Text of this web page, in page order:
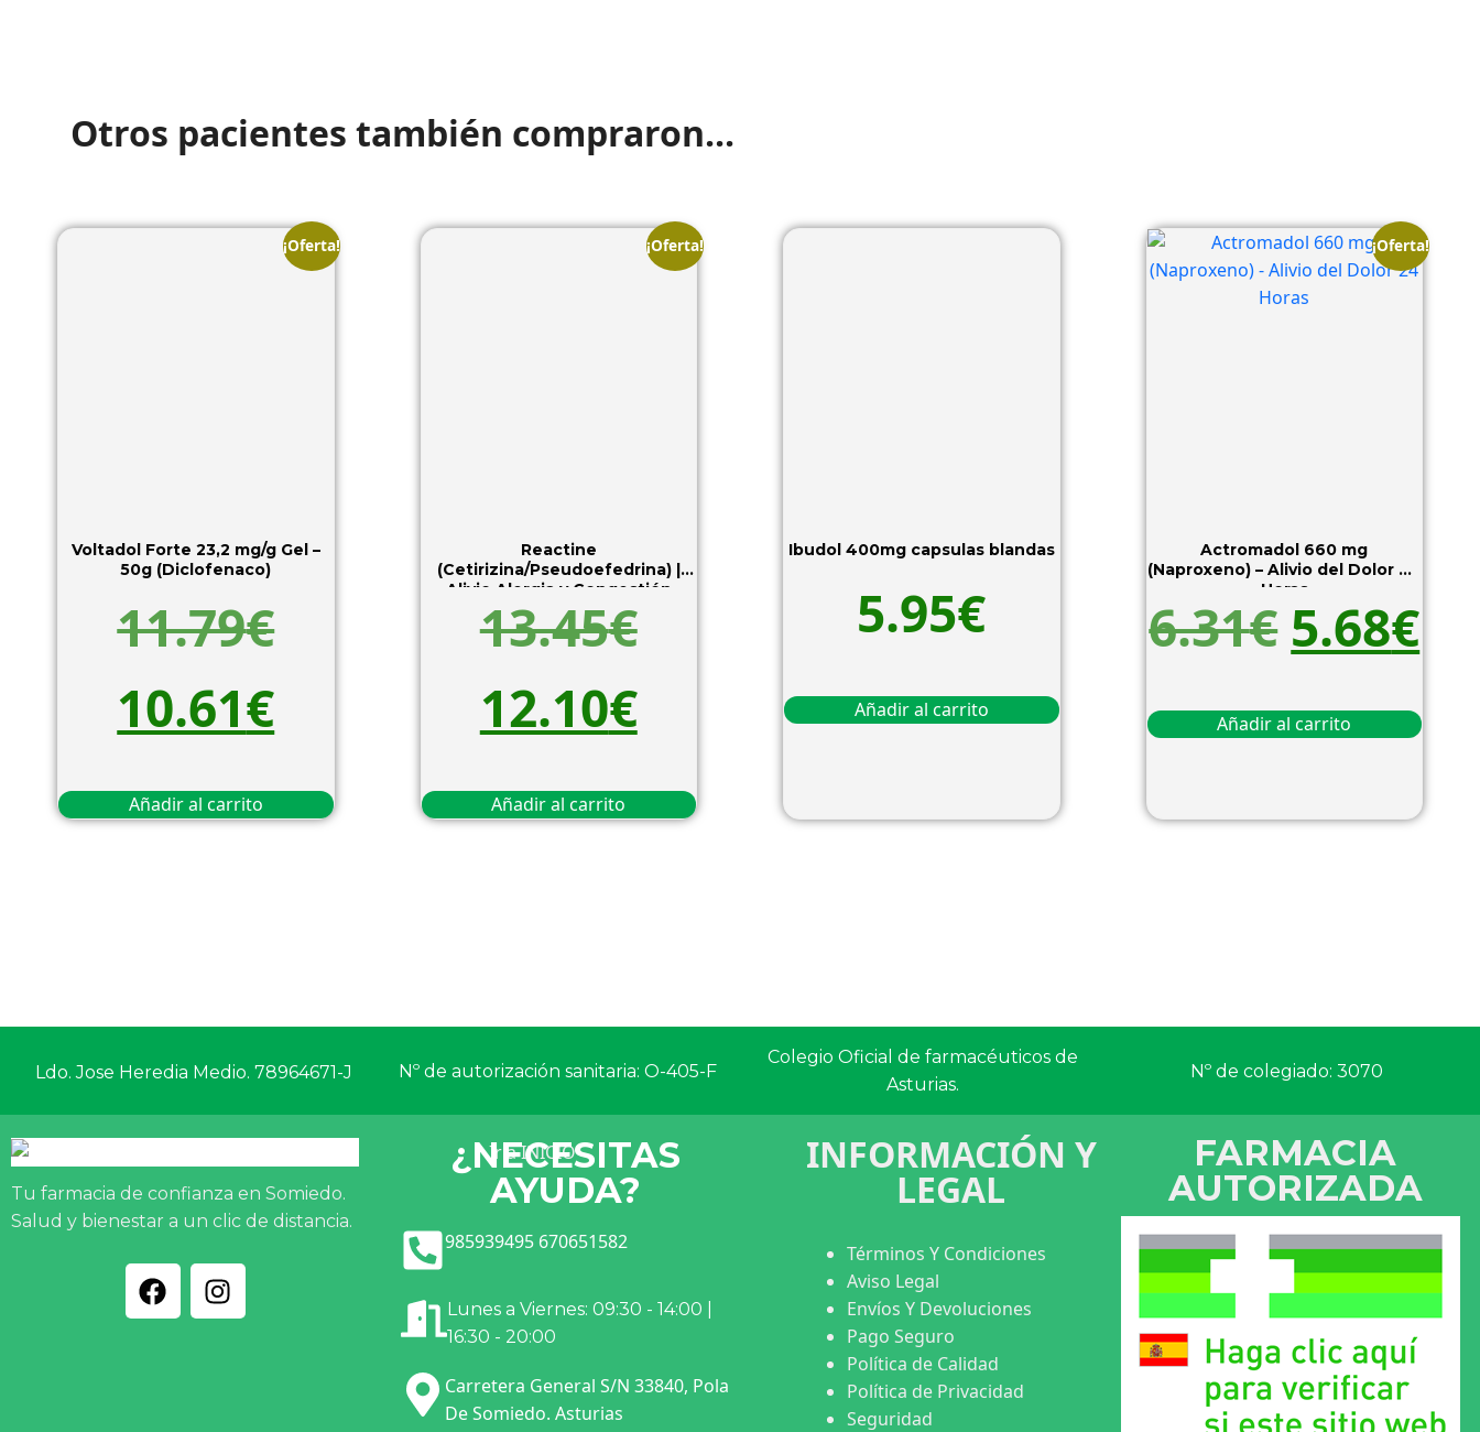
Otros pacientes también compraron...
¡Oferta!
Voltadol Forte 23,2 mg/g Gel –
50g (Diclofenaco)
11.79€
10.61€
Añadir al carrito
¡Oferta!
Reactine
(Cetirizina/Pseudoefedrina) |
Alivio Alergia y Congestión
Nasal
13.45€
12.10€
Añadir al carrito
Ibudol 400mg capsulas blandas
5.95€
Añadir al carrito
¡Oferta!
Actromadol 660 mg
(Naproxeno) – Alivio del Dolor 24
Horas
6.31€ 5.68€
Añadir al carrito
Ldo. Jose Heredia Medio. 78964671-J Nº de autorización sanitaria: O-405-F
Colegio Oficial de farmacéuticos de
Asturias.
Nº de colegiado: 3070
Tu farmacia de confianza en Somiedo.
Salud y bienestar a un clic de distancia.
¿NECESITAS
AYUDA?
985939495 670651582
Lunes a Viernes: 09:30 - 14:00 |
16:30 - 20:00
Carretera General S/N 33840, Pola
De Somiedo. Asturias
INFORMACIÓN Y
LEGAL
Términos Y Condiciones
Aviso Legal
Envíos Y Devoluciones
Pago Seguro
Política de Calidad
Política de Privacidad
Seguridad
FARMACIA
AUTORIZADA